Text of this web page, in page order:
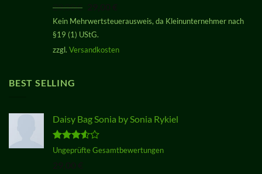
von 5
29,00€
Preis
war:
Preis
Kein Mehrwertsteuerausweis, da Kleinunternehmer nach
§19 (1) UStG.
zzgl. Versandkosten
BEST SELLING
Daisy Bag Sonia by Sonia Rykiel
Bewertet
Ungeprüfte Gesamtbewertungen